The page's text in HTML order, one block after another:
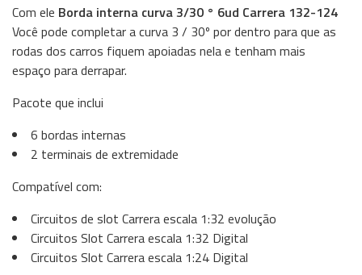
Com ele Borda interna curva 3/30 ° 6ud Carrera 132-124
Você pode completar a curva 3 / 30º por dentro para que as
rodas dos carros fiquem apoiadas nela e tenham mais
espaço para derrapar.
Pacote que inclui
6 bordas internas
2 terminais de extremidade
Compatível com:
Circuitos de slot Carrera escala 1:32 evolução
Circuitos Slot Carrera escala 1:32 Digital
Circuitos Slot Carrera escala 1:24 Digital